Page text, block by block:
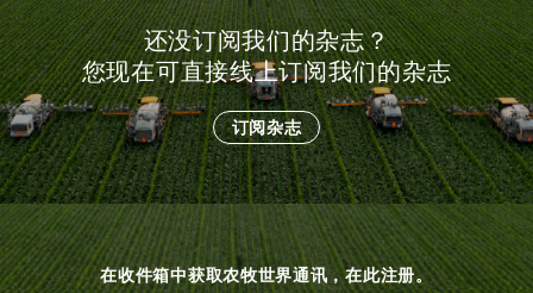
还没订阅我们的杂志？
您现在可直接线上订阅我们的杂志
订阅杂志
在收件箱中获取农牧世界通讯，在此注册。